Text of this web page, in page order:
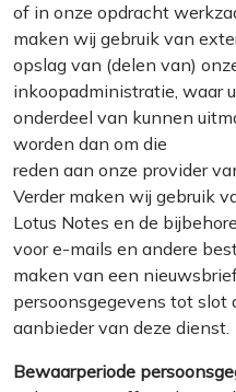
of in onze opdracht
maken wij gebruik van
opslag van (delen van)
inkoopadministratie, waar
onderdeel van kunnen
worden dan om die
reden aan onze provider
Verder maken wij gebruik
Lotus Notes en de
voor e-mails en andere
maken van een
persoonsgegevens tot slot
aanbieder van deze dienst.
Bewaarperiode